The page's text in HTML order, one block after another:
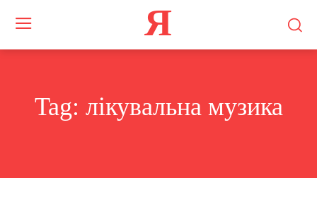
Я
Tag: лікувальна музика